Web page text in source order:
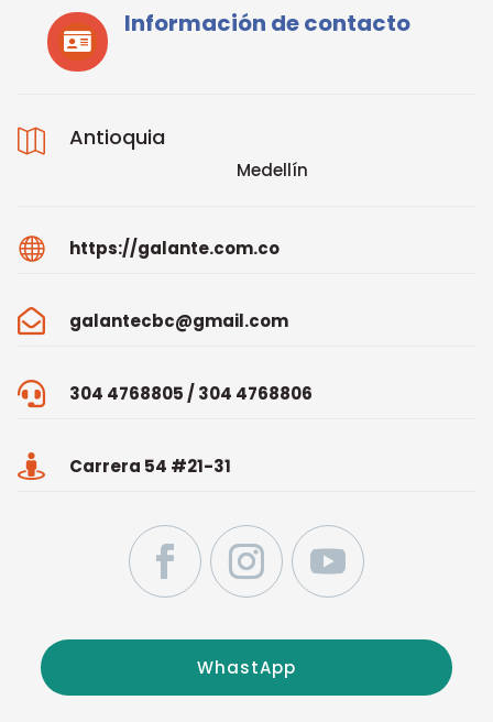

Información de contacto
 Antioquia
Medellín
 https://galante.com.co
 galantecbc@gmail.com
 304 4768805 / 304 4768806
 Carrera 54 #21-31
WhastApp